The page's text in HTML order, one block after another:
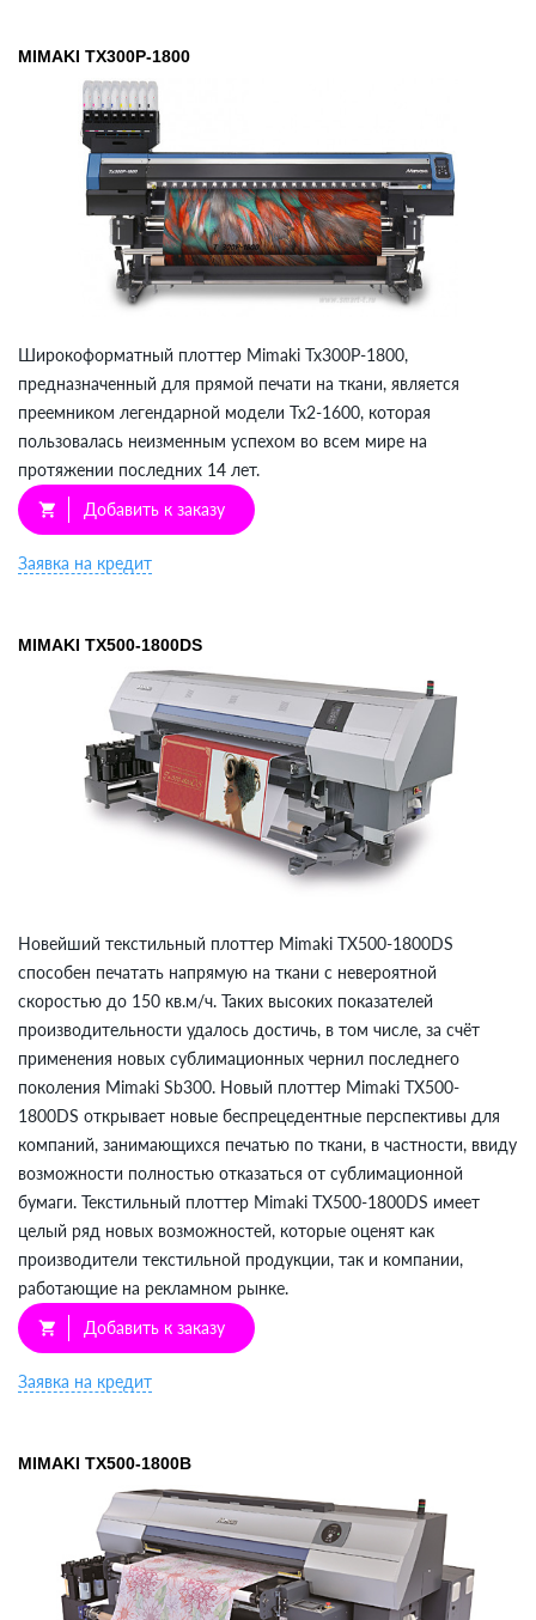
MIMAKI TX300P-1800
Широкоформатный плоттер Mimaki Tx300P-1800,
предназначенный для прямой печати на ткани, является
преемником легендарной модели Tx2-1600, которая
пользовалась неизменным успехом во всем мире на
протяжении последних 14 лет.
shopping_cart Добавить к заказу
Заявка на кредит
MIMAKI TX500-1800DS
Новейший текстильный плоттер Mimaki TX500-1800DS
способен печатать напрямую на ткани с невероятной
скоростью до 150 кв.м/ч. Таких высоких показателей
производительности удалось достичь, в том числе, за счёт
применения новых сублимационных чернил последнего
поколения Mimaki Sb300. Новый плоттер Mimaki TX500-
1800DS открывает новые беспрецедентные перспективы для
компаний, занимающихся печатью по ткани, в частности, ввиду
возможности полностью отказаться от сублимационной
бумаги. Текстильный плоттер Mimaki TX500-1800DS имеет
целый ряд новых возможностей, которые оценят как
производители текстильной продукции, так и компании,
работающие на рекламном рынке.
shopping_cart Добавить к заказу
Заявка на кредит
MIMAKI TX500-1800B